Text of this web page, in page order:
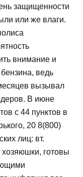
защищенности
или же влаги.
внимание и
ведь
вызывал
В июне
с 44 пунктов в
20 8(800)
лиц: вт.
хозяюшки, готовы